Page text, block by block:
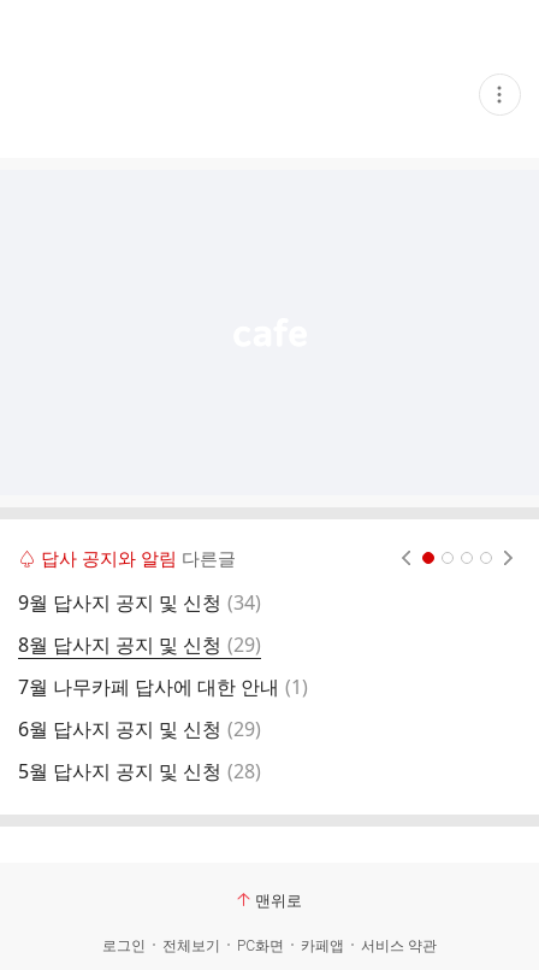
현
재
♤ 답사 공지와 알림 다른글
9월 답사지 공지 및 신청 댓
(34)
8월 답사지 공지 및 신청 댓
글
(29)
7월 나무카페 답사에 대한 안내 댓
(1)
6월 답사지 공지 및 신청 댓
(29)
5월 답사지 공지 및 신청 댓
(28)
맨위로
로그인 전체보기 PC화면 카페앱 서비스 약관